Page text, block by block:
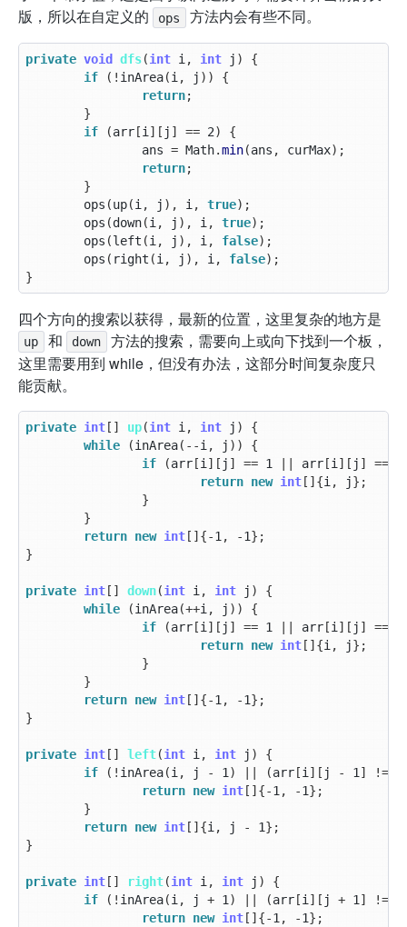
版，所以在自定义的
ops 方法内会有些不同。
private void dfs(int i , int j )
{
if
(! inArea(i , j ))
{
return;
}
if
(arr[i ][ j ] == 2)
{
ans = Math.min(ans , curMax);
return;
}
ops (up(i , j ), i , true);
ops (down(i , j ), i , true);
ops (left (i , j ), i , false);
ops ( right (i , j ), i , false);
}
四个方向的搜索以获得，最新的位置，这里复杂的地方是
up 和 down
方法的搜索，需要向上或向下找到一个板，
这里需要用到 while，但没有办法，这部分时间复杂度只
能贡献。
private int[] up(int i , int j )
{
while
(inArea(--i , j ))
{
if
(arr[i ][ j ] == 1 arr[i ][ j ] ==
return new int[]{i , j};
}
}
return new int[]{-1 , -1};
}
private int[] down(int i , int j )
{
while
(inArea(++i , j ))
{
if
(arr[i ][ j ] == 1 arr[i ][ j ] ==
return new int[]{i , j};
}
}
return new int[]{-1 , -1};
}
private int[] left(int i , int j )
{
if
(! inArea(i , j - 1 ) (arr[i ][ j - 1 ] !=
return new int[]{-1 , -1};
}
return new int[]{i , j - 1};
}
private int[] right(int i , int j )
{
if
(! inArea(i , j + 1 ) (arr[i ][ j + 1 ] !=
return new int[]{-1 , -1};